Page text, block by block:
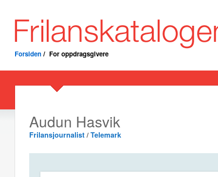
Forsiden / For oppdragsgivere
Audun Hasvik
Frilansjournalist / Telemark